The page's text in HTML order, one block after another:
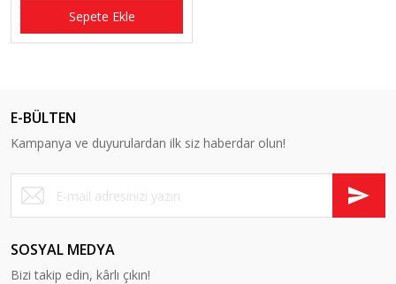
Sepete Ekle
E-BÜLTEN
Kampanya ve duyurulardan ilk siz haberdar olun!
SOSYAL MEDYA
Bizi takip edin, kârlı çıkın!